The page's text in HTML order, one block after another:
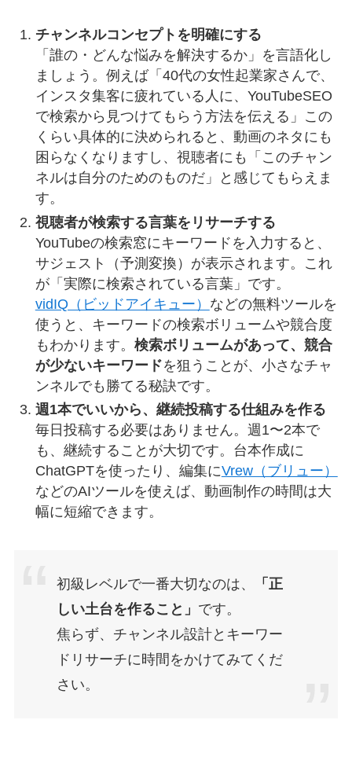
チャンネルコンセプトを明確にする
「誰の・どんな悩みを解決するか」を言語化し
ましょう。例えば「40代の女性起業家さんで、
インスタ集客に疲れている人に、YouTubeSEO
で検索から見つけてもらう方法を伝える」この
くらい具体的に決められると、動画のネタにも
困らなくなりますし、視聴者にも「このチャン
ネルは自分のためのものだ」と感じてもらえま
す。
視聴者が検索する言葉をリサーチする
YouTubeの検索窓にキーワードを入力すると、
サジェスト（予測変換）が表示されます。これ
が「実際に検索されている言葉」です。
vidIQ（ビッドアイキュー） などの無料ツールを
使うと、キーワードの検索ボリュームや競合度
もわかります。 検索ボリュームがあって、競合
が少ないキーワードを狙うことが、小さなチャ
ンネルでも勝てる秘訣です。
週1本でいいから、継続投稿する仕組みを作る
毎日投稿する必要はありません。週1〜2本で
も、継続することが大切です。台本作成に
ChatGPTを使ったり、編集にVrew（ブリュー）
などのAIツールを使えば、動画制作の時間は大
幅に短縮できます。
初級レベルで一番大切なのは、
「正
しい土台を作ること」 です。
焦らず、チャンネル設計とキーワー
ドリサーチに時間をかけてみてくだ
さい。